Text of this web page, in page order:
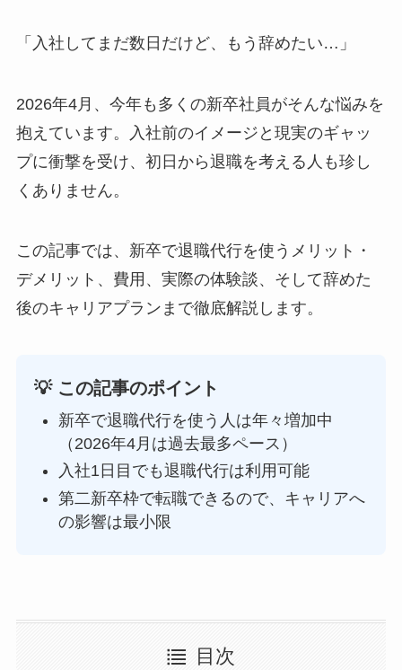
「入社してまだ数日だけど、もう辞めたい…」
2026年4月、今年も多くの新卒社員がそんな悩みを
抱えています。入社前のイメージと現実のギャッ
プに衝撃を受け、初日から退職を考える人も珍し
くありません。
この記事では、新卒で退職代行を使うメリット・
デメリット、費用、実際の体験談、そして辞めた
後のキャリアプランまで徹底解説します。
💡 この記事のポイント
新卒で退職代行を使う人は年々増加中
（2026年4月は過去最多ペース）
入社1日目でも退職代行は利用可能
第二新卒枠で転職できるので、キャリアへ
の影響は最小限
目次